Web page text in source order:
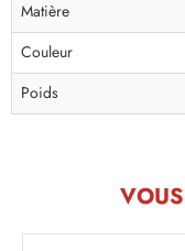
Matière
Couleur
Poids